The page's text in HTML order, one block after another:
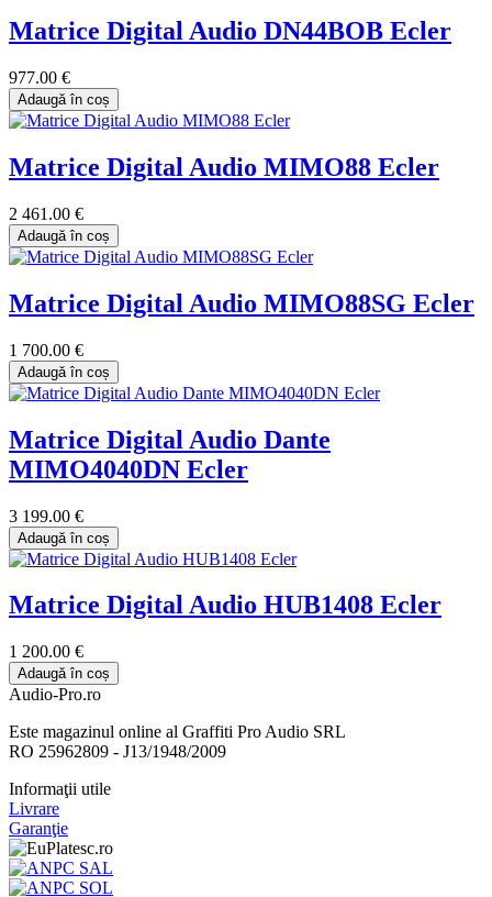
Matrice Digital Audio DN44BOB Ecler
977.00 €
Adaugă în coș
Matrice Digital Audio MIMO88 Ecler
2 461.00 €
Adaugă în coș
Matrice Digital Audio MIMO88SG Ecler
1 700.00 €
Adaugă în coș
Matrice Digital Audio Dante
MIMO4040DN Ecler
3 199.00 €
Adaugă în coș
Matrice Digital Audio HUB1408 Ecler
1 200.00 €
Adaugă în coș
Audio-Pro.ro
Este magazinul online al Graffiti Pro Audio SRL
RO 25962809 - J13/1948/2009
Informaţii utile
Livrare
Garanţie